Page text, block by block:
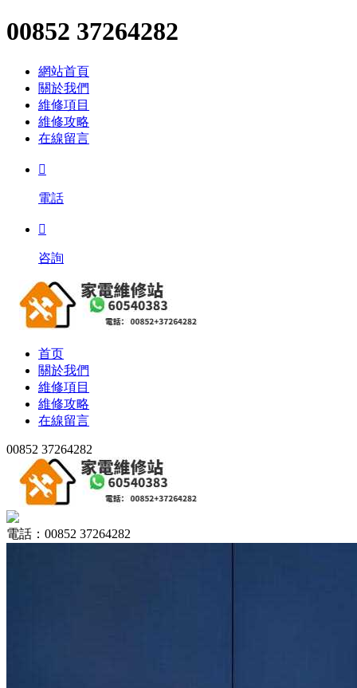
00852 37264282
網站首頁
關於我們
維修項目
維修攻略
在線留言

電話

咨詢
首页
關於我們
維修項目
維修攻略
在線留言
00852 37264282
電話：00852 37264282